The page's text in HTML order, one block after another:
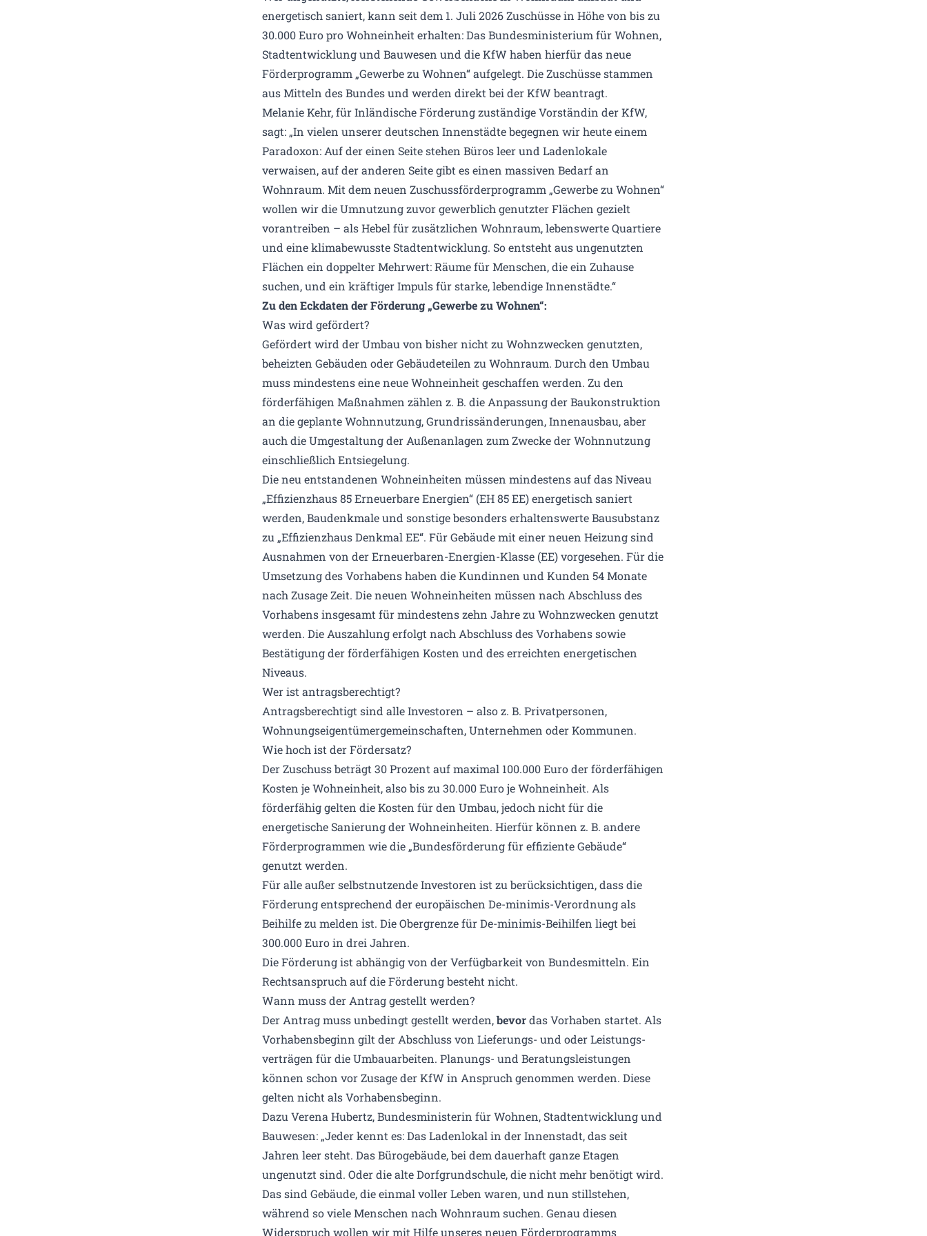
energetisch saniert, kann seit dem 1. Juli 2026 Zuschüsse in Höhe von bis zu
30.000 Euro pro Wohneinheit erhalten: Das Bundesministerium für Wohnen,
Stadtentwicklung und Bauwesen und die KfW haben hierfür das neue
Förderprogramm „Gewerbe zu Wohnen“ aufgelegt. Die Zuschüsse stammen
aus Mitteln des Bundes und werden direkt bei der KfW beantragt.
Melanie Kehr, für Inländische Förderung zuständige Vorständin der KfW,
sagt: „In vielen unserer deutschen Innenstädte begegnen wir heute einem
Paradoxon: Auf der einen Seite stehen Büros leer und Ladenlokale
verwaisen, auf der anderen Seite gibt es einen massiven Bedarf an
Wohnraum. Mit dem neuen Zuschussförderprogramm „Gewerbe zu Wohnen“
wollen wir die Umnutzung zuvor gewerblich genutzter Flächen gezielt
vorantreiben – als Hebel für zusätzlichen Wohnraum, lebenswerte Quartiere
und eine klimabewusste Stadtentwicklung. So entsteht aus ungenutzten
Flächen ein doppelter Mehrwert: Räume für Menschen, die ein Zuhause
suchen, und ein kräftiger Impuls für starke, lebendige Innenstädte.“
Zu den Eckdaten der Förderung „Gewerbe zu Wohnen“:
Was wird gefördert?
Gefördert wird der Umbau von bisher nicht zu Wohnzwecken genutzten,
beheizten Gebäuden oder Gebäudeteilen zu Wohnraum. Durch den Umbau
muss mindestens eine neue Wohneinheit geschaffen werden. Zu den
förderfähigen Maßnahmen zählen z. B. die Anpassung der Baukonstruktion
an die geplante Wohnnutzung, Grundrissänderungen, Innenausbau, aber
auch die Umgestaltung der Außenanlagen zum Zwecke der Wohnnutzung
einschließlich Entsiegelung.
Die neu entstandenen Wohneinheiten müssen mindestens auf das Niveau
„Effizienzhaus 85 Erneuerbare Energien“ (EH 85 EE) energetisch saniert
werden, Baudenkmale und sonstige besonders erhaltenswerte Bausubstanz
zu „Effizienzhaus Denkmal EE“. Für Gebäude mit einer neuen Heizung sind
Ausnahmen von der Erneuerbaren-Energien-Klasse (EE) vorgesehen. Für die
Umsetzung des Vorhabens haben die Kundinnen und Kunden 54 Monate
nach Zusage Zeit. Die neuen Wohn­einheiten müssen nach Abschluss des
Vorhabens insgesamt für mindestens zehn Jahre zu Wohn­­zwecken genutzt
werden. Die Auszahlung erfolgt nach Abschluss des Vorhabens sowie
Bestätigung der förderfähigen Kosten und des erreichten energetischen
Niveaus.
Wer ist antragsberechtigt?
Antragsberechtigt sind alle Investoren – also z. B. Privatpersonen,
Wohnungseigentümergemeinschaften, Unternehmen oder Kommunen.
Wie hoch ist der Fördersatz?
Der Zuschuss beträgt 30 Prozent auf maximal 100.000 Euro der förderfähigen
Kosten je Wohneinheit, also bis zu 30.000 Euro je Wohneinheit. Als
förderfähig gelten die Kosten für den Umbau, jedoch nicht für die
energetische Sanierung der Wohneinheiten. Hierfür können z. B. andere
Förderprogrammen wie die „Bundesförderung für effiziente Gebäude“
genutzt werden.
Für alle außer selbstnutzende Investoren ist zu berücksichtigen, dass die
Förderung entsprechend der europäischen De-minimis-Verordnung als
Beihilfe zu melden ist. Die Obergrenze für De-minimis-Beihilfen liegt bei
300.000 Euro in drei Jahren.
Die Förderung ist abhängig von der Verfügbarkeit von Bundesmitteln. Ein
Rechtsanspruch auf die Förderung besteht nicht.
Wann muss der Antrag gestellt werden?
Der Antrag muss unbedingt gestellt werden,bevordas Vorhaben startet. Als
Vorhabens­beginn gilt der Abschluss von Lieferungs- und oder Leistungs­
verträgen für die Umbau­arbeiten. Planungs- und Beratungs­leistungen
können schon vor Zusage der KfW in Anspruch genommen werden. Diese
gelten nicht als Vorhabensbeginn.
Dazu Verena Hubertz, Bundesministerin für Wohnen, Stadtentwicklung und
Bauwesen: „Jeder kennt es: Das Ladenlokal in der Innenstadt, das seit
Jahren leer steht. Das Bürogebäude, bei dem dauerhaft ganze Etagen
ungenutzt sind. Oder die alte Dorfgrundschule, die nicht mehr benötigt wird.
Das sind Gebäude, die einmal voller Leben waren, und nun stillstehen,
während so viele Menschen nach Wohnraum suchen. Genau diesen
Widerspruch wollen wir mit Hilfe unseres neuen Förderprogramms